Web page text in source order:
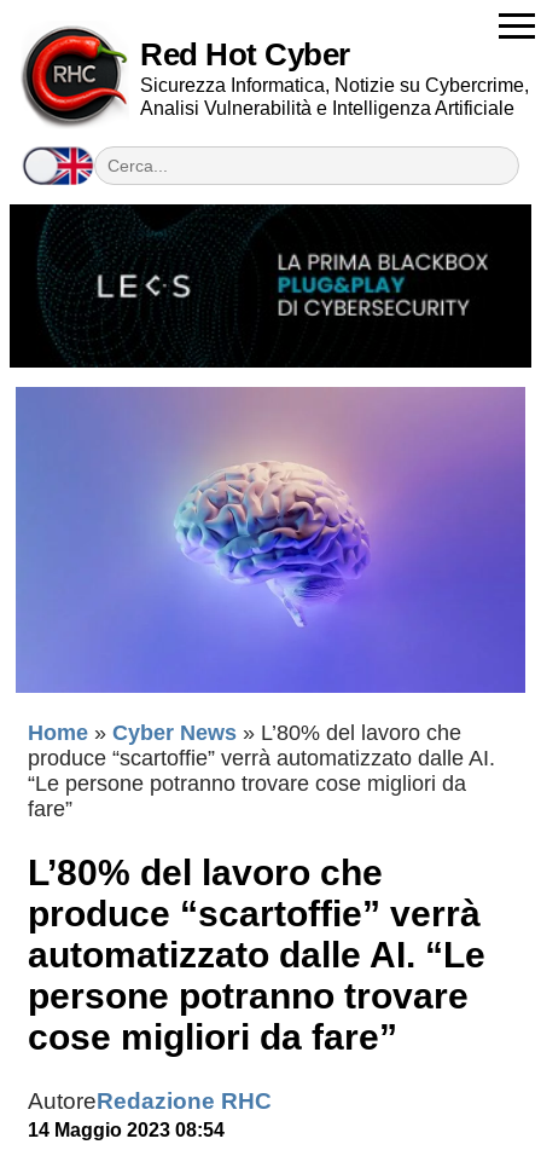
Red Hot Cyber
Sicurezza Informatica, Notizie su Cybercrime,
Analisi Vulnerabilità e Intelligenza Artificiale
Home » Cyber News » L’80% del lavoro che
produce “scartoffie” verrà automatizzato dalle AI.
“Le persone potranno trovare cose migliori da
fare”
L’80% del lavoro che
produce “scartoffie” verrà
automatizzato dalle AI. “Le
persone potranno trovare
cose migliori da fare”
AutoreRedazione RHC
14 Maggio 2023 08:54